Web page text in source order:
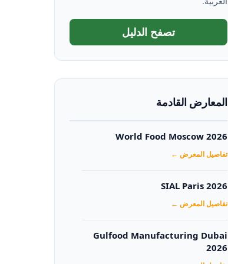
تصفح الدليل
المعارض القادمة
World Food Moscow 2026
تفاصيل المعرض ←
SIAL Paris 2026
تفاصيل المعرض ←
Gulfood Manufacturing Dubai
2026‏